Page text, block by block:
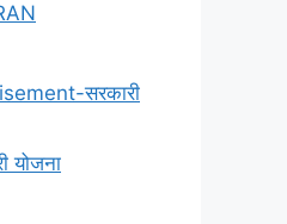
सरकारी
योजना